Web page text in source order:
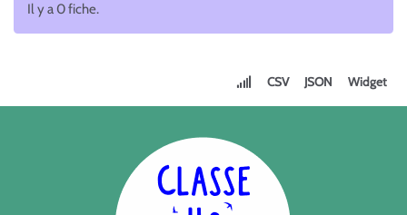
Il y a 0 fiche.
CSV JSON Widget